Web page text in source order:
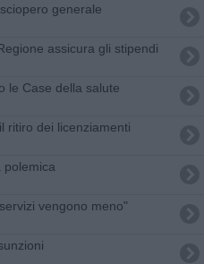
generale
assicura gli stipendi
le Case della salute
ritiro dei licenziamenti
polemica
vengono meno"